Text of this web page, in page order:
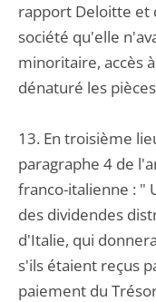
rapport Deloitte et
société qu'elle
minoritaire, accès
dénaturé les
13. En troisième
paragraphe 4 de
franco-italienne : "
des dividendes
d'Italie, qui
s'ils étaient reçus
paiement du